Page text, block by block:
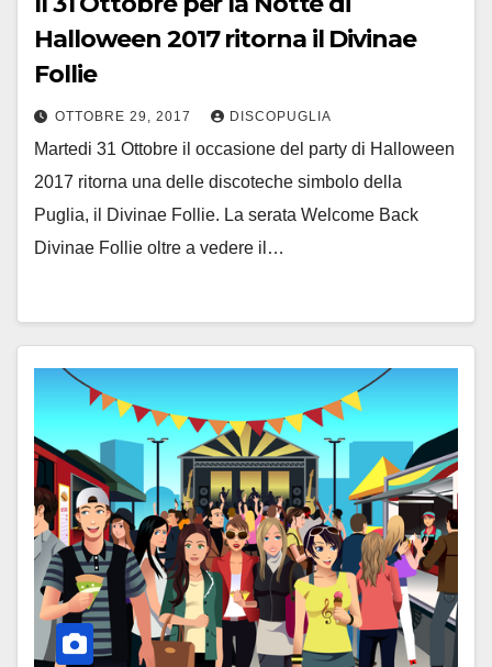
Halloween 2017 ritorna il Divinae
Follie
OTTOBRE 29, 2017 DISCOPUGLIA
Martedi 31 Ottobre il occasione del party di Halloween
2017 ritorna una delle discoteche simbolo della
Puglia, il Divinae Follie. La serata Welcome Back
Divinae Follie oltre a vedere il…